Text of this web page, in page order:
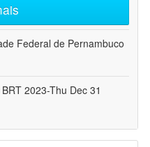
Federal de Pernambuco
2023-Thu Dec 31